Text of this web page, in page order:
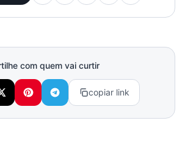
com quem vai curtir
copiar link